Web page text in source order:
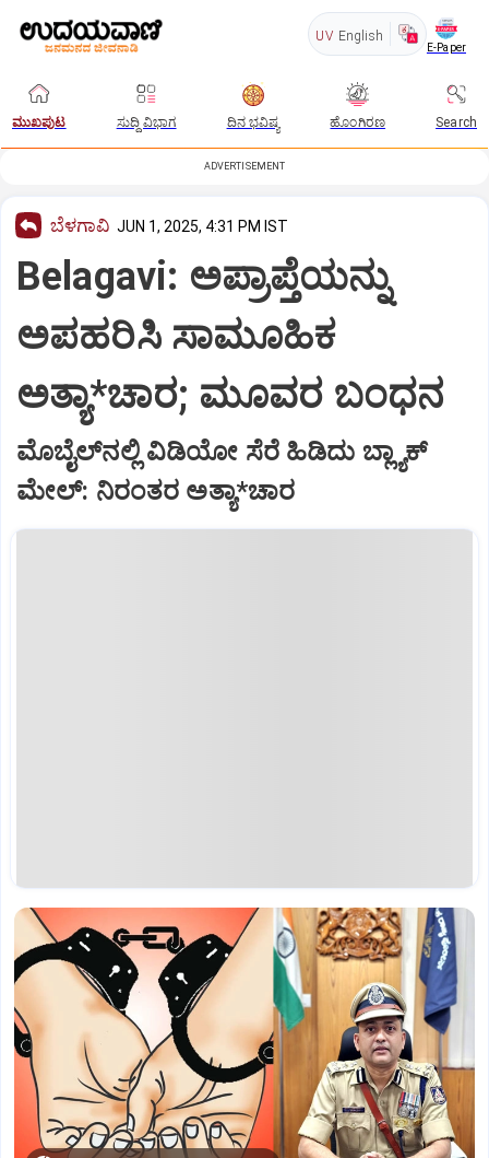
UV English
E-Paper
ಮುಖಪುಟ ಸುದ್ದಿ ವಿಭಾಗ ದಿನ ಭವಿಷ್ಯ ಹೊಂಗಿರಣ Search
ADVERTISEMENT
ಬೆಳಗಾವಿ JUN 1, 2025, 4:31 PM IST
Belagavi: ಅಪ್ರಾಪ್ತೆಯನ್ನು‌
ಅಪಹರಿಸಿ ಸಾಮೂಹಿಕ
ಅತ್ಯಾ*ಚಾರ; ಮೂವರ ಬಂಧನ
ಮೊಬೈಲ್‌ನಲ್ಲಿ ವಿಡಿಯೋ ಸೆರೆ ಹಿಡಿದು ಬ್ಲ್ಯಾಕ್
ಮೇಲ್: ನಿರಂತರ ಅತ್ಯಾ*ಚಾರ